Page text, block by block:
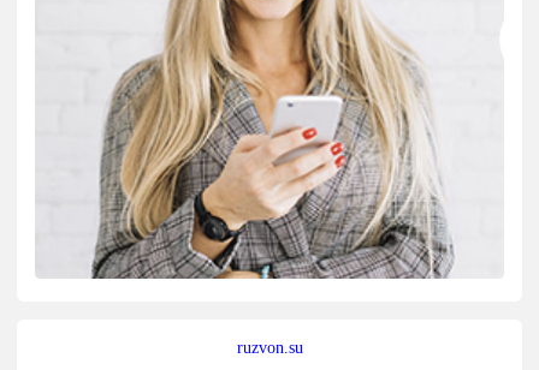
ruzvon.su